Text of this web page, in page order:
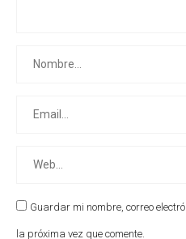
Guardar mi nombre, correo
la próxima vez que comente.